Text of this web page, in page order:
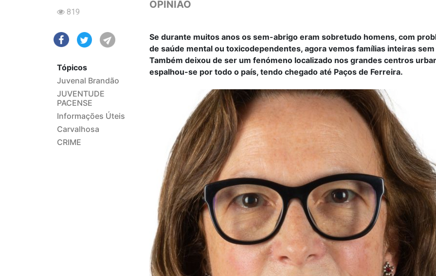
819
Tópicos
Juvenal Brandão
JUVENTUDE
PACENSE
Informações Úteis
Carvalhosa
CRIME
OPINIÃO
Se durante muitos anos os sem-abrigo eram sobretudo homens, com
de saúde mental ou toxicodependentes, agora vemos famílias inteiras sem
Também deixou de ser um fenómeno localizado nos grandes centros
espalhou-se por todo o país, tendo chegado até Paços de Ferreira.